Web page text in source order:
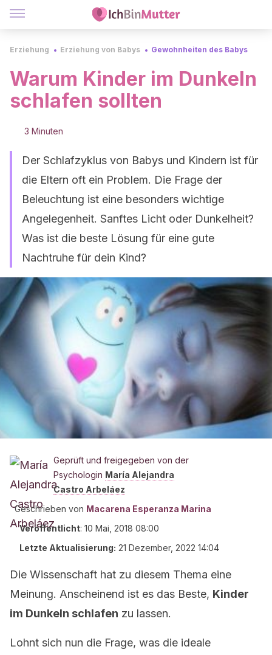
Erziehung Erziehung von Babys Gewohnheiten des Babys
Warum Kinder im Dunkeln
schlafen sollten
3 Minuten
Der Schlafzyklus von Babys und Kindern ist für
die Eltern oft ein Problem. Die Frage der
Beleuchtung ist eine besonders wichtige
Angelegenheit. Sanftes Licht oder Dunkelheit?
Was ist die beste Lösung für eine gute
Nachtruhe für dein Kind?
Geprüft und freigegeben von der
Psychologin María Alejandra
Castro Arbeláez
Geschrieben von Macarena Esperanza Marina
Veröffentlicht: 10 Mai, 2018 08:00
Letzte Aktualisierung: 21 Dezember, 2022 14:04
Die Wissenschaft hat zu diesem Thema eine
Meinung. Anscheinend ist es das Beste, Kinder
im Dunkeln schlafen zu lassen.
Lohnt sich nun die Frage, was die ideale